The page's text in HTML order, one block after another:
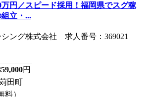
円／スピード採用！福岡県でスグ稼
立・...
シング株式会社 求人番号：369021
円
田町
料）